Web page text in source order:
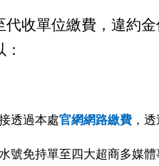
收單位繳費，違約金
透過本處官網網路繳費 ，
號免持單至四大超商多媒